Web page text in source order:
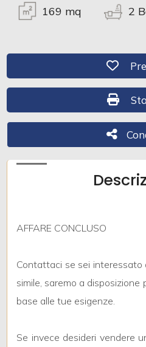
169 mq 2
AFFARE CONCLUSO
Contattaci se sei interessato
simile, saremo a disposizione
base alle tue esigenze.
Se invece desideri vendere
Terreni